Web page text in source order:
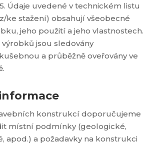
Údaje uvedené v technickém listu
ke stažení) obsahují všeobecné
jeho použití a jeho vlastnostech.
výrobků jsou sledovány
a průběžně oveřovány ve
konstrukcí doporučujeme
místní podmínky (geologické,
apod.) a požadavky na konstrukci